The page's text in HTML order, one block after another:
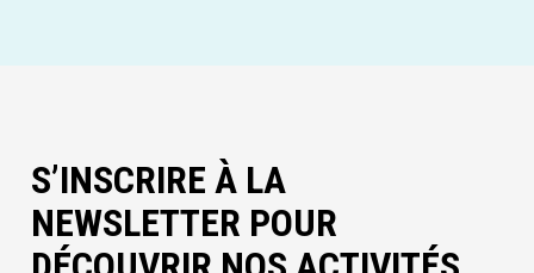
S’INSCRIRE À LA
NEWSLETTER POUR